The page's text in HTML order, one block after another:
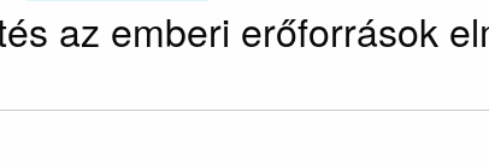
az emberi erőforrások